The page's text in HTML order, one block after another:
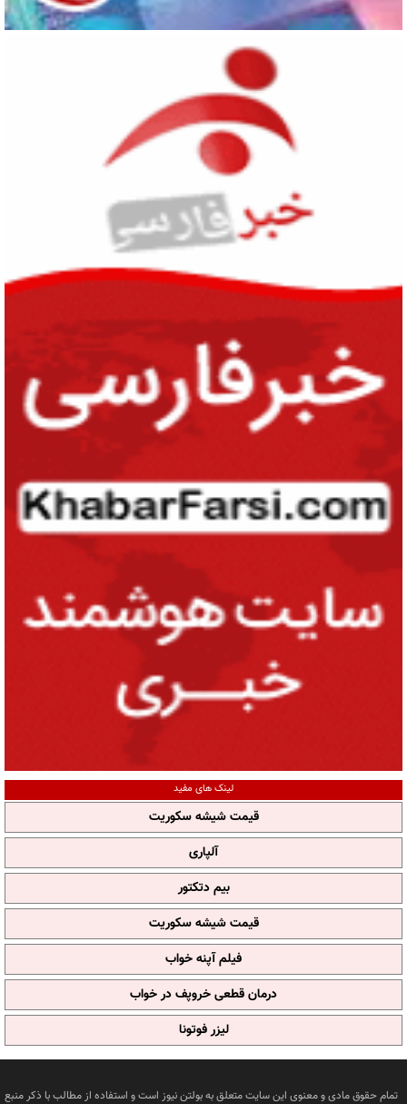
لینک های مفید
قیمت شیشه سکوریت
آلپاری
بیم دتکتور
قیمت شیشه سکوریت
فیلم آپنه خواب
درمان قطعی خروپف در خواب
لیزر فوتونا
تمام حقوق مادی و معنوی این سایت متعلق به بولتن نیوز است و استفاده از مطالب با ذکر منبع